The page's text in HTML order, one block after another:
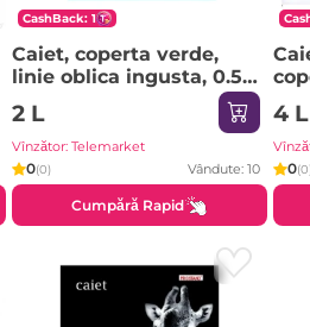
CashBack: 1
Caiet, coperta verde,
linie oblica ingusta, 0.5
cm, 12 file
2 L
Vînzător: Telemarket
0(0) Vândute: 10
Cumpără Rapid
1/
4 L
0